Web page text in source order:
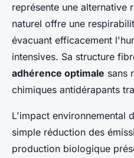
représente une alternative
naturel offre une
évacuant efficacement
intensives. Sa structure
adhérence optimale sans
chimiques antidérapants
L'impact environnemental
simple réduction des
production biologique